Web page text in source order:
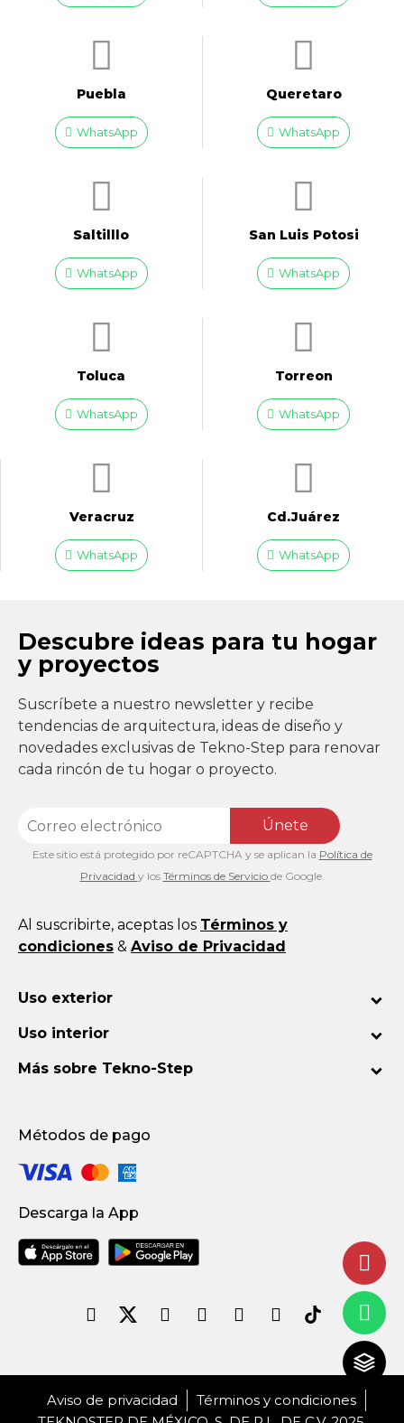
Puebla
WhatsApp
Queretaro
WhatsApp
Saltilllo
WhatsApp
San Luis Potosi
WhatsApp
Toluca
WhatsApp
Torreon
WhatsApp
Veracruz
WhatsApp
Cd.Juárez
WhatsApp
Descubre ideas para tu hogar
y proyectos
Suscríbete a nuestro newsletter y recibe
tendencias de arquitectura, ideas de diseño y
novedades exclusivas de Tekno-Step para renovar
cada rincón de tu hogar o proyecto.
Únete
Este sitio está protegido por reCAPTCHA y se aplican la Política de
Privacidad y los Términos de Servicio de Google.
Al suscribirte, aceptas los Términos y
condiciones & Aviso de Privacidad
Uso exterior
Uso interior
Más sobre Tekno-Step
Métodos de pago
Descarga la App
Aviso de privacidad
Términos y condiciones